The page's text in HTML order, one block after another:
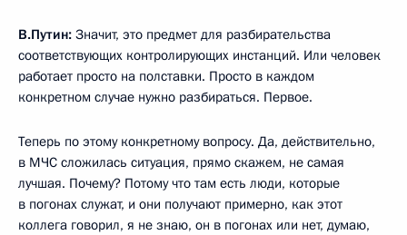
В.Путин: Значит, это предмет для разбирательства
соответствующих контролирующих инстанций. Или человек
работает просто на полставки. Просто в каждом
конкретном случае нужно разбираться. Первое.
Теперь по этому конкретному вопросу. Да, действительно,
в МЧС сложилась ситуация, прямо скажем, не самая
лучшая. Почему? Потому что там есть люди, которые
в погонах служат, и они получают примерно, как этот
коллега говорил, я не знаю, он в погонах или нет, думаю,